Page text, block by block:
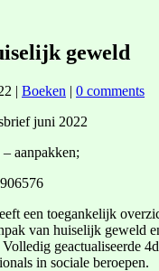
geweld
| Boeken | 0 comments
aanpakken;
een toegankelijk
van huiselijk geweld
geactualiseerde
in sociale beroepen.